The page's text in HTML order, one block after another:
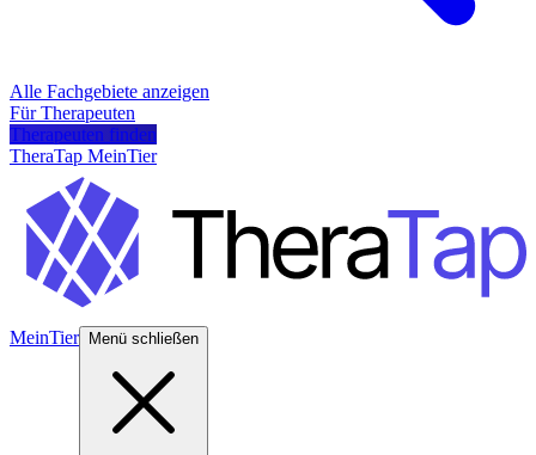
Alle Fachgebiete anzeigen
Für Therapeuten
Therapeuten finden
TheraTap MeinTier
MeinTier Menü schließen